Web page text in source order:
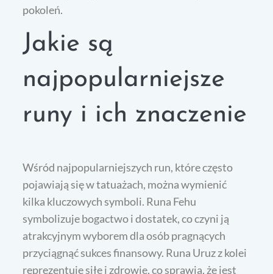
pokoleń.
Jakie są
najpopularniejsze
runy i ich znaczenie
Wśród najpopularniejszych run, które często
pojawiają się w tatuażach, można wymienić
kilka kluczowych symboli. Runa Fehu
symbolizuje bogactwo i dostatek, co czyni ją
atrakcyjnym wyborem dla osób pragnących
przyciągnąć sukces finansowy. Runa Uruz z kolei
reprezentuje siłę i zdrowie, co sprawia, że jest